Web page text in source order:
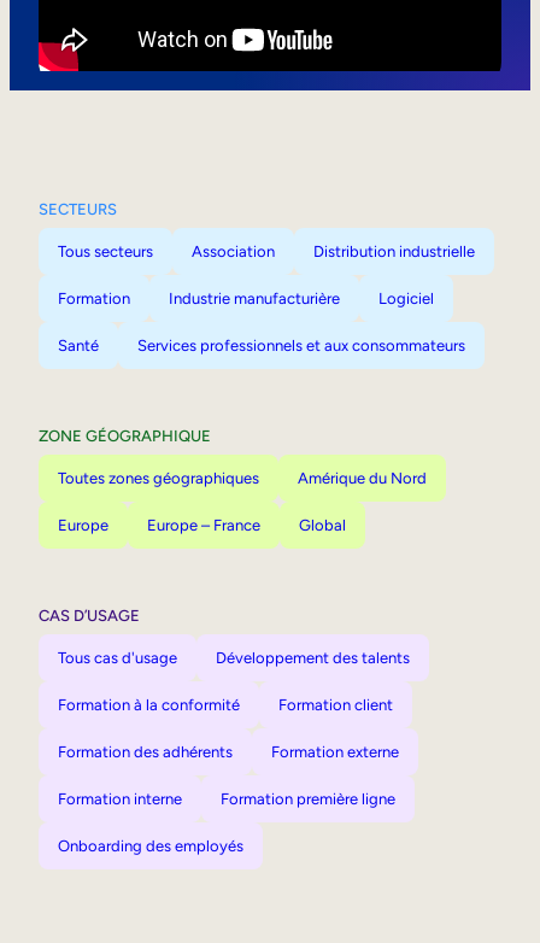
SECTEURS
Tous secteurs Association Distribution industrielle
Formation Industrie manufacturière Logiciel
Santé Services professionnels et aux consommateurs
ZONE GÉOGRAPHIQUE
Toutes zones géographiques Amérique du Nord
Europe Europe – France Global
CAS D’USAGE
Tous cas d'usage Développement des talents
Formation à la conformité Formation client
Formation des adhérents Formation externe
Formation interne Formation première ligne
Onboarding des employés